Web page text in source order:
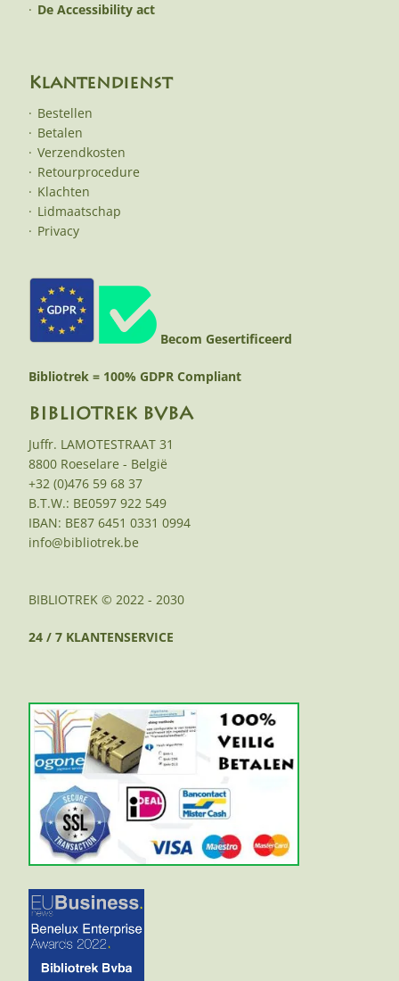
De Accessibility act
Klantendienst
Bestellen
Betalen
Verzendkosten
Retourprocedure
Klachten
Lidmaatschap
Privacy
Becom Gesertificeerd
Bibliotrek = 100% GDPR Compliant
BIBLIOTREK BVBA
Juffr. LAMOTESTRAAT 31
8800 Roeselare - België
+32 (0)476 59 68 37
B.T.W.: BE0597 922 549
IBAN: BE87 6451 0331 0994
info@bibliotrek.be
BIBLIOTREK © 2022 - 2030
24 / 7 KLANTENSERVICE